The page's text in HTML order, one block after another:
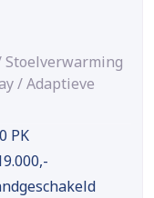
Stoelverwarming
/ Adaptieve
PK